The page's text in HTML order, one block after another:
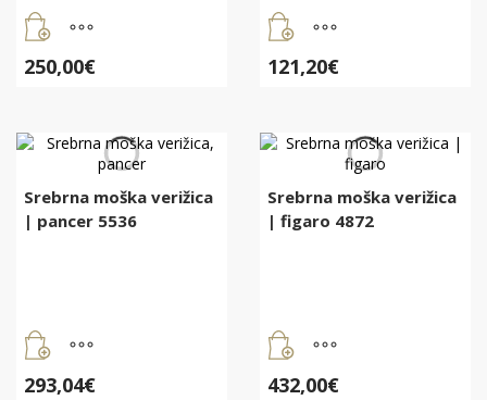
250,00€ 121,20€
Srebrna moška verižica
| pancer 5536
293,04€
Srebrna moška verižica
| figaro 4872
432,00€